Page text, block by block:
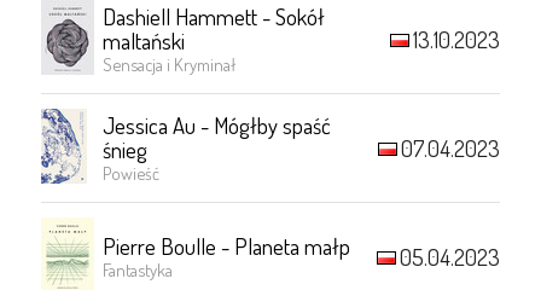
Dashiell Hammett - Sokół
maltański
Sensacja i Kryminał
13.10.2023
Jessica Au - Mógłby spaść
śnieg
Powieść
07.04.2023
Pierre Boulle - Planeta małp
Fantastyka 05.04.2023